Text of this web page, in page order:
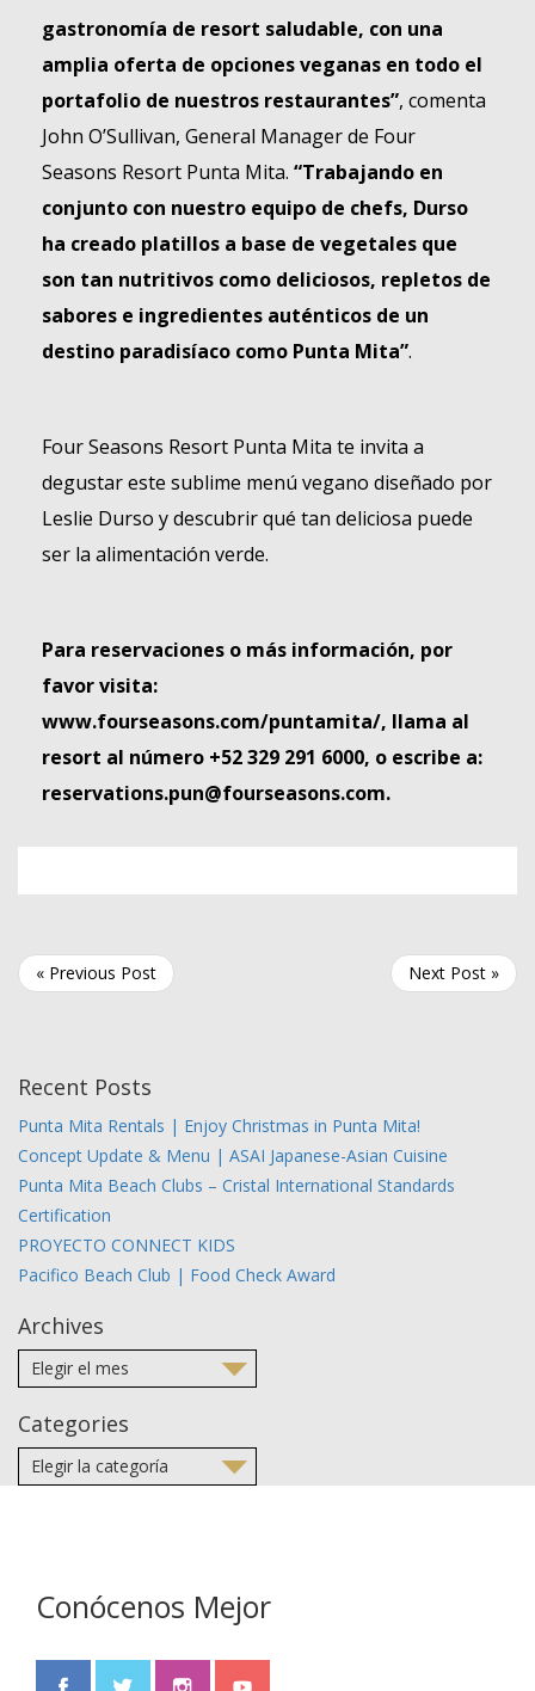
gastronomía de resort saludable, con una
amplia oferta de opciones veganas en todo el
portafolio de nuestros restaurantes”, comenta
John O’Sullivan, General Manager de Four
Seasons Resort Punta Mita. “Trabajando en
conjunto con nuestro equipo de chefs, Durso
ha creado platillos a base de vegetales que
son tan nutritivos como deliciosos, repletos de
sabores e ingredientes auténticos de un
destino paradisíaco como Punta Mita”.
Four Seasons Resort Punta Mita te invita a
degustar este sublime menú vegano diseñado por
Leslie Durso y descubrir qué tan deliciosa puede
ser la alimentación verde.
Para reservaciones o más información, por
favor visita:
www.fourseasons.com/puntamita/, llama al
resort al número +52 329 291 6000, o escribe a:
reservations.pun@fourseasons.com.
« Previous Post Next Post »
Recent Posts
Punta Mita Rentals | Enjoy Christmas in Punta Mita!
Concept Update & Menu | ASAI Japanese-Asian Cuisine
Punta Mita Beach Clubs – Cristal International Standards
Certification
PROYECTO CONNECT KIDS
Pacifico Beach Club | Food Check Award
Archives
Categories
Conócenos Mejor